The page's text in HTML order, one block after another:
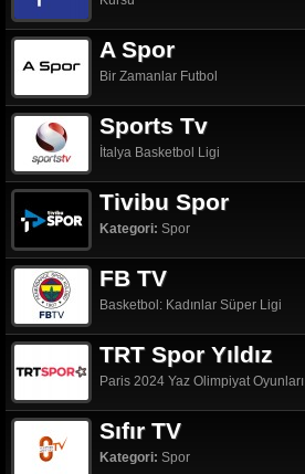
A Spor
Bir Zamanlar Futbol
Sports Tv
İtalya Basketbol Ligi
Tivibu Spor
Kategori: Spor
FB TV
Basketbol: Kadınlar Süper Ligi
TRT Spor Yıldız
Paris 2024 Yaz Olimpiyat Oyunları
Sıfır TV
Kategori: Spor